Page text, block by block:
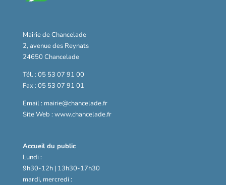
Mairie de Chancelade
2, avenue des Reynats
24650 Chancelade
Tél. : 05 53 07 91 00
Fax : 05 53 07 91 01
Email : mairie@chancelade.fr
Site Web : www.chancelade.fr
Accueil du public
Lundi :
9h30-12h | 13h30-17h30
mardi, mercredi :